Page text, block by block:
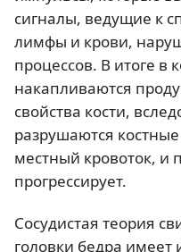
сигналы, ведущие к
лимфы и крови,
процессов. В итоге в
накапливаются
свойства кости,
разрушаются
местный кровоток, и
прогрессирует.
Сосудистая теория
головки бедра